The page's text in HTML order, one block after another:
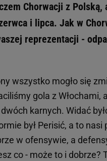
Chorwacji z
i lipca. Jak w
reprezentacji -
wszystko mogło się
gola z Włochami,
karnych. Widać
był Perisić, a to
w ofensywie, a
co - może to i dobrze?